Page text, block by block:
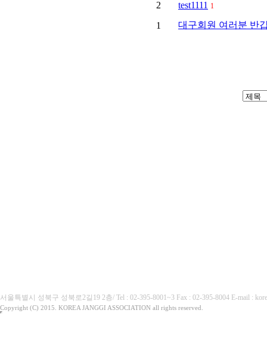
2 test1111 1
1 대구회원 여러분 반
서울특별시 성북구 성북로2길19 2층/ Tel : 02-395-8001~3 Fax : 02-395-8004 E-mail :
Copyright (C) 2015. KOREA JANGGI ASSOCIATION all rights reserved.